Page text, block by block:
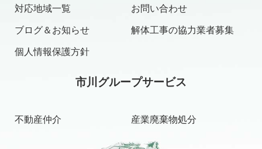
対応地域一覧
お問い合わせ
ブログ＆お知らせ
解体工事の協力業者募集
個人情報保護方針
市川グループサービス
不動産仲介 産業廃棄物処分